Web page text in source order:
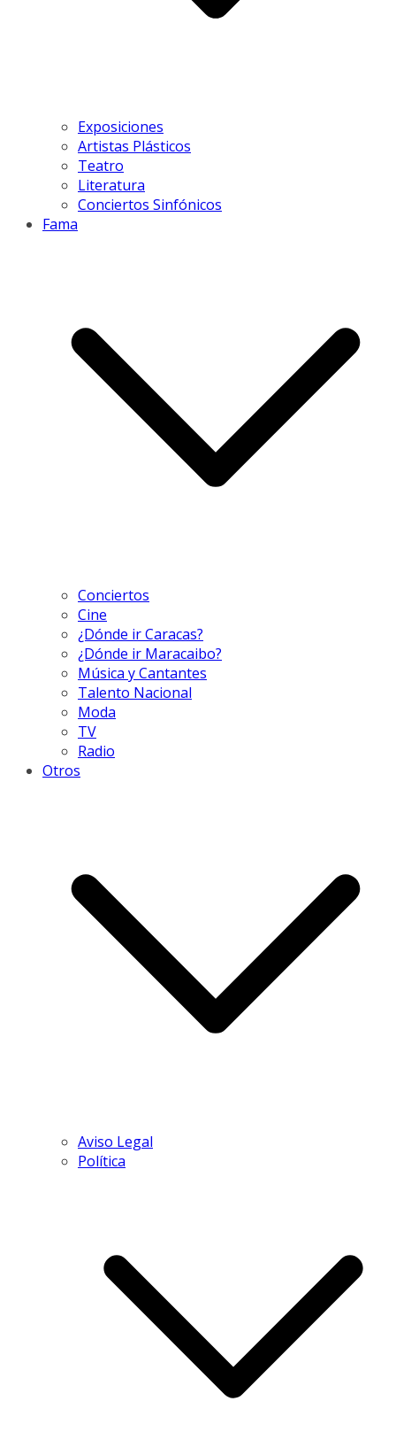
Exposiciones
Artistas Plásticos
Teatro
Literatura
Conciertos Sinfónicos
Fama
Conciertos
Cine
¿Dónde ir Caracas?
¿Dónde ir Maracaibo?
Música y Cantantes
Talento Nacional
Moda
TV
Radio
Otros
Aviso Legal
Política